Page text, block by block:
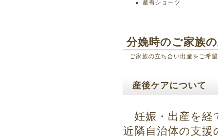
産褥ショーツ
分娩時のご家族
ご家族の立ち合い出産をご希
産後ケアについて
妊娠・出産を経
近隣自治体の支